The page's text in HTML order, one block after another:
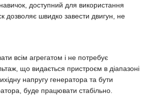
доступний для використання
дозволяє швидко завести двигун, не
всім агрегатом і не потребує
що видається пристроєм в діапазоні
напругу генератора та бути
буде працювати стабільно.